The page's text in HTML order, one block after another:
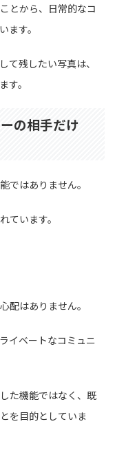
とから、日常的なコ
ます。
て残したい写真は、
す。
の相手だけ
ではありません。
ています。
配はありません。
イベートなコミュニ
た機能ではなく、既
を目的としていま